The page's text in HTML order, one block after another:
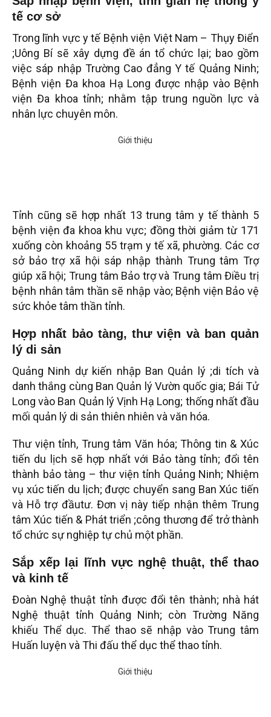
tế cơ sở
Trong lĩnh vực y tế Bệnh viện Việt Nam – Thụy Điển
;Uông Bí sẽ xây dựng đề án tổ chức lại; bao gồm
việc sáp nhập Trường Cao đẳng Y tế Quảng Ninh;
Bệnh viện Đa khoa Hạ Long được nhập vào Bệnh
viện Đa khoa tỉnh; nhằm tập trung nguồn lực và
nhân lực chuyên môn.
Tỉnh cũng sẽ hợp nhất 13 trung tâm y tế thành 5
bệnh viện đa khoa khu vực; đồng thời giảm từ 171
xuống còn khoảng 55 trạm y tế xã, phường. Các cơ
sở bảo trợ xã hội sáp nhập thành Trung tâm Trợ
giúp xã hội; Trung tâm Bảo trợ và Trung tâm Điều trị
bệnh nhân tâm thần sẽ nhập vào; Bệnh viện Bảo vệ
sức khỏe tâm thần tỉnh.
Hợp nhất bảo tàng, thư viện và ban quản
lý di sản
Quảng Ninh dự kiến nhập Ban Quản lý ;di tích và
danh thắng cùng Ban Quản lý Vườn quốc gia; Bái Tử
Long vào Ban Quản lý Vịnh Hạ Long; thống nhất đầu
mối quản lý di sản thiên nhiên và văn hóa.
Thư viện tỉnh, Trung tâm Văn hóa; Thông tin & Xúc
tiến du lịch sẽ hợp nhất với Bảo tàng tỉnh; đổi tên
thành bảo tàng – thư viện tỉnh Quảng Ninh; Nhiệm
vụ xúc tiến du lịch; được chuyển sang Ban Xúc tiến
và Hỗ trợ đầutư. Đơn vị này tiếp nhận thêm Trung
tâm Xúc tiến & Phát triển ;công thương để trở thành
tổ chức sự nghiệp tự chủ một phần.
Sắp xếp lại lĩnh vực nghệ thuật, thể thao
và kinh tế
Đoàn Nghệ thuật tỉnh được đổi tên thành; nhà hát
Nghệ thuật tỉnh Quảng Ninh; còn Trường Năng
khiếu Thể dục. Thể thao sẽ nhập vào Trung tâm
Huấn luyện và Thi đấu thể dục thể thao tỉnh.